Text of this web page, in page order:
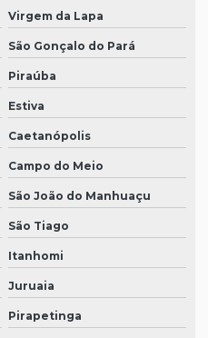
Virgem da Lapa
São Gonçalo do Pará
Piraúba
Estiva
Caetanópolis
Campo do Meio
São João do Manhuaçu
São Tiago
Itanhomi
Juruaia
Pirapetinga